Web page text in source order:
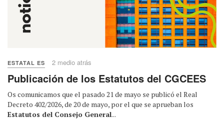
ESTATAL ES 2 medio atrás
Publicación de los Estatutos del CGCEES
Os comunicamos que el pasado 21 de mayo se publicó el Real
Decreto 402/2026, de 20 de mayo, por el que se aprueban los
Estatutos del Consejo General...